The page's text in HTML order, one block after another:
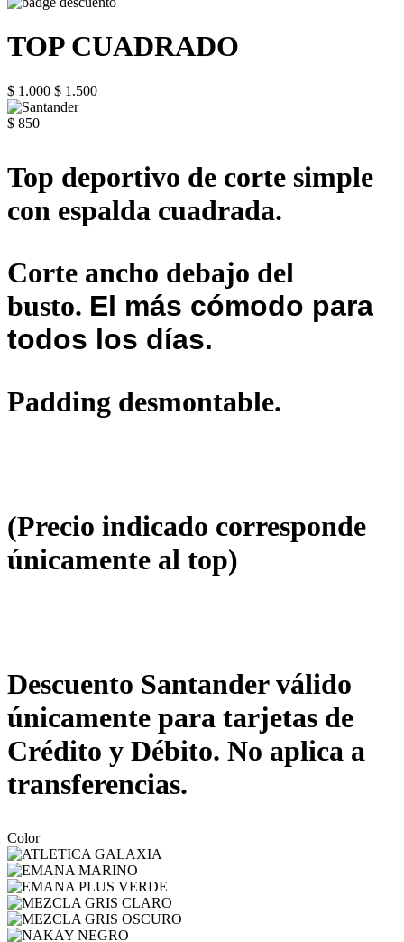
TOP CUADRADO
$ 1.000 $ 1.500
$ 850
Top deportivo de corte simple
con espalda cuadrada.
Corte ancho debajo del
busto. El más cómodo para
todos los días.
Padding desmontable.
(Precio indicado corresponde
únicamente al top)
Descuento Santander válido
únicamente para tarjetas de
Crédito y Débito. No aplica a
transferencias.
Color